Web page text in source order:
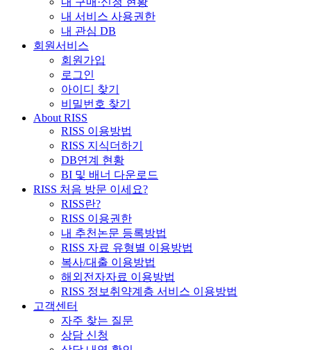
내 서비스 사용권한
내 관심 DB
회원서비스
회원가입
로그인
아이디 찾기
비밀번호 찾기
About RISS
RISS 이용방법
RISS 지식더하기
DB연계 현황
BI 및 배너 다운로드
RISS 처음 방문 이세요?
RISS란?
RISS 이용권한
내 추천논문 등록방법
RISS 자료 유형별 이용방법
복사/대출 이용방법
해외전자자료 이용방법
RISS 정보취약계층 서비스 이용방법
고객센터
자주 찾는 질문
상담 신청